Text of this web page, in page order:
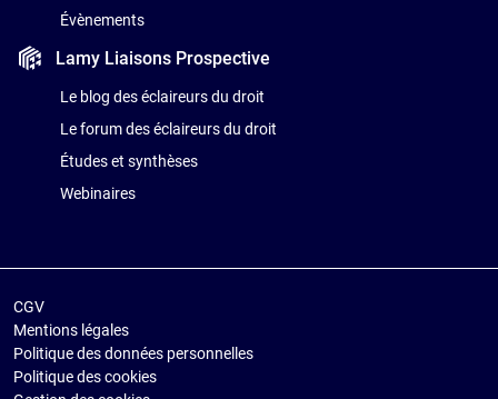
Évènements
Lamy Liaisons Prospective
Le blog des éclaireurs du droit
Le forum des éclaireurs du droit
Études et synthèses
Webinaires
CGV
Mentions légales
Politique des données personnelles
Politique des cookies